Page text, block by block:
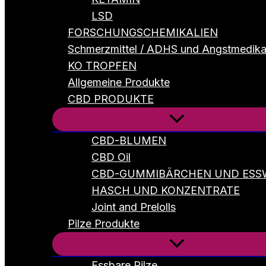
LSD
FORSCHUNGSCHEMIKALIEN
Schmerzmittel / ADHS und
KO TROPFEN
Allgemeine Produkte
CBD PRODUKTE
CBD-BLUMEN
CBD Oil
CBD-GUMMIBÄRCHEN UND
HASCH UND KONZENTRATE
Joint and Prelolls
Pilze Produkte